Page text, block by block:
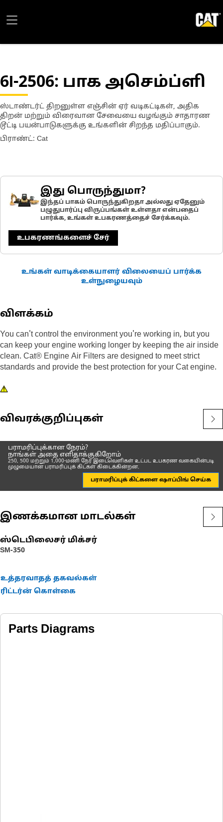
6I-2506: பாக அசெம்ப்ளி
ஸ்டாண்டர்ட் திறனுள்ள எஞ்சின் ஏர் வடிகட்டிகள், அதிக
திறன் மற்றும் விரைவான சேவையை வழங்கும் சாதாரண
டூட்டி பயன்பாடுகளுக்கு உங்களின் சிறந்த மதிப்பாகும்.
பிராண்ட்: Cat
இது பொருந்துமா?
இந்தப் பாகம் பொருந்துகிறதா அல்லது ஏதேனும்
பழுதுபார்ப்பு விருப்பங்கள் உள்ளதா என்பதைப்
பார்க்க, உங்கள் உபகரணத்தைச் சேர்க்கவும்.
உபகரணங்களைச் சேர்
உங்கள் வாடிக்கையாளர் விலையைப் பார்க்க
உள்நுழையவும்
விளக்கம்
You can't control the environment you're working in, but you
can keep your engine working longer by keeping the air inside
clean. Cat® Engine Air Filters are designed to meet strict
standards and provide the best protection for your Cat engine.
விவரக்குறிப்புகள்
பராமரிப்புக்கான நேரம்?
நாங்கள் அதை எளிதாக்குகிறோம்
250, 500 மற்றும் 1,000-மணி நேர இடைவெளிகள் உட்பட உபகரண வகையின்படி
முழுமையான பராமரிப்புக் கிட்கள் கிடைக்கின்றன.
பராமரிப்புக் கிட்களை ஷாப்பிங் செய்க
இணக்கமான மாடல்கள்
ஸ்டெபிலைசர் மிக்சர்
SM-350
உத்தரவாதத் தகவல்கள்
ரிட்டர்ன் கொள்கை
Parts Diagrams